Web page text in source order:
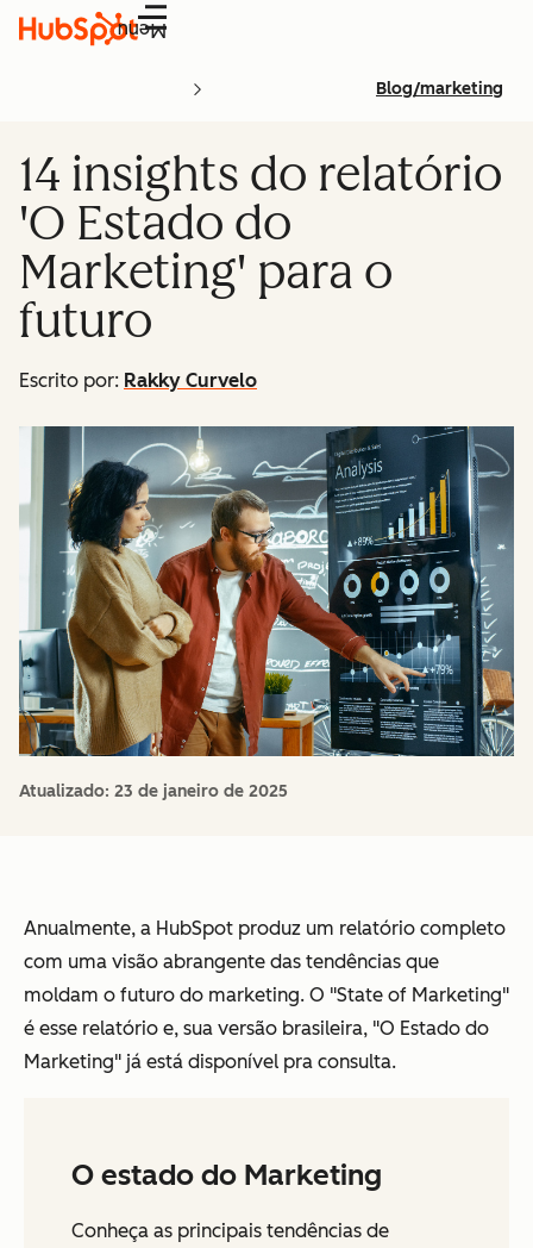
Menu
Blog/marketing
14 insights do relatório
'O Estado do
Marketing' para o
futuro
Escrito por: Rakky Curvelo
Atualizado: 23 de janeiro de 2025
Anualmente, a HubSpot produz um relatório completo
com uma visão abrangente das tendências que
moldam o futuro do marketing. O "State of Marketing"
é esse relatório e, sua versão brasileira, "O Estado do
Marketing" já está disponível pra consulta.
O estado do Marketing
Conheça as principais tendências de